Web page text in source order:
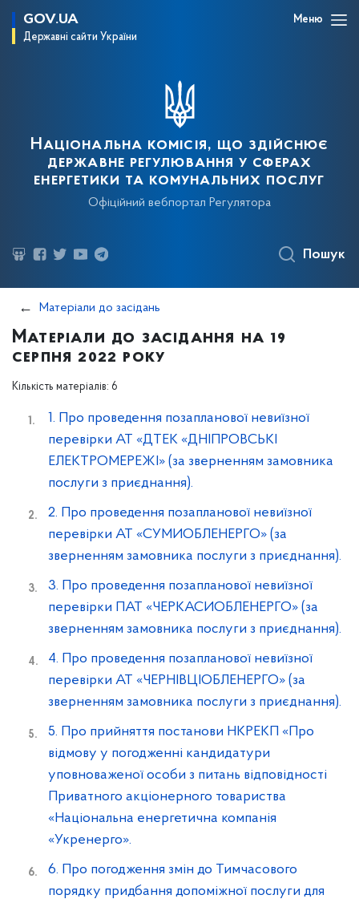
GOV.UA
Державні сайти України
Меню
Національна комісія, що здійснює
державне регулювання у сферах
енергетики та комунальних послуг
Офіційний вебпортал Регулятора
Пошук
Матеріали до засідань
Матеріали до засідання на 19
серпня 2022 року
Кількість матеріалів: 6
1. Про проведення позапланової невиїзної
перевірки АТ «ДТЕК «ДНІПРОВСЬКІ
ЕЛЕКТРОМЕРЕЖІ» (за зверненням замовника
послуги з приєднання).
2. Про проведення позапланової невиїзної
перевірки АТ «СУМИОБЛЕНЕРГО» (за
зверненням замовника послуги з приєднання).
3. Про проведення позапланової невиїзної
перевірки ПАТ «ЧЕРКАСИОБЛЕНЕРГО» (за
зверненням замовника послуги з приєднання).
4. Про проведення позапланової невиїзної
перевірки АТ «ЧЕРНІВЦІОБЛЕНЕРГО» (за
зверненням замовника послуги з приєднання).
5. Про прийняття постанови НКРЕКП «Про
відмову у погодженні кандидатури
уповноваженої особи з питань відповідності
Приватного акціонерного товариства
«Національна енергетична компанія
«Укренерго».
6. Про погодження змін до Тимчасового
порядку придбання допоміжної послуги для